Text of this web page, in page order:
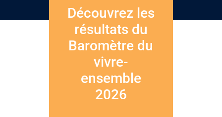
Découvrez les
résultats du
Baromètre du
vivre-
ensemble
2026